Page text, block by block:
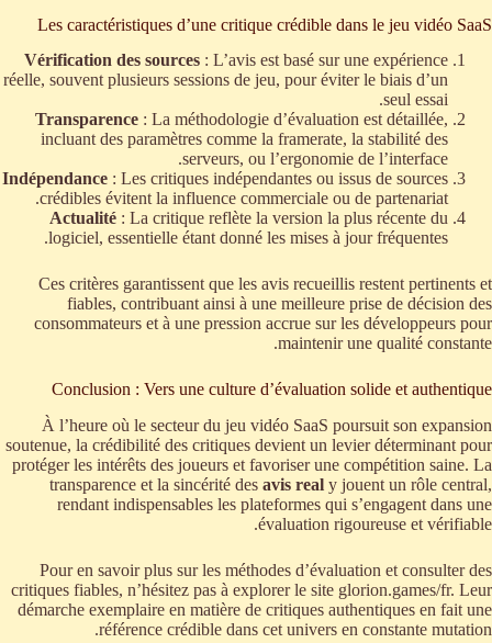
Les caractéristiques d’une critique crédible dans le jeu vidéo SaaS
Vérification des sources : L’avis est basé sur une expérience
réelle, souvent plusieurs sessions de jeu, pour éviter le biais d’un
seul essai.
Transparence : La méthodologie d’évaluation est détaillée,
incluant des paramètres comme la framerate, la stabilité des
serveurs, ou l’ergonomie de l’interface.
Indépendance : Les critiques indépendantes ou issus de sources
crédibles évitent la influence commerciale ou de partenariat.
Actualité : La critique reflète la version la plus récente du
logiciel, essentielle étant donné les mises à jour fréquentes.
Ces critères garantissent que les avis recueillis restent pertinents et
fiables, contribuant ainsi à une meilleure prise de décision des
consommateurs et à une pression accrue sur les développeurs pour
maintenir une qualité constante.
Conclusion : Vers une culture d’évaluation solide et authentique
À l’heure où le secteur du jeu vidéo SaaS poursuit son expansion
soutenue, la crédibilité des critiques devient un levier déterminant pour
protéger les intérêts des joueurs et favoriser une compétition saine. La
transparence et la sincérité des avis real y jouent un rôle central,
rendant indispensables les plateformes qui s’engagent dans une
évaluation rigoureuse et vérifiable.
Pour en savoir plus sur les méthodes d’évaluation et consulter des
critiques fiables, n’hésitez pas à explorer le site glorion.games/fr. Leur
démarche exemplaire en matière de critiques authentiques en fait une
référence crédible dans cet univers en constante mutation.